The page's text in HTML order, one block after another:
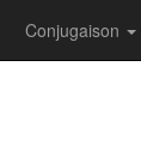
Conjugaison